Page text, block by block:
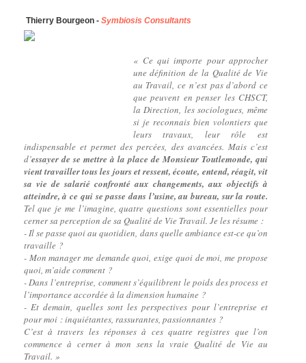
Thierry Bourgeon - Symbiosis Consultants
« Ce qui importe pour approcher
une définition de la Qualité de Vie
au Travail, ce n’est pas d’abord ce
que peuvent en penser les CHSCT,
la Direction, les sociologues, même
si je reconnais bien volontiers que
leurs travaux, leur rôle est
indispensable et permet des percées, des avancées. Mais c’est
d’essayer de se mettre à la place de Monsieur Toutlemonde, qui
vient travailler tous les jours et ressent, écoute, entend, réagit, vit
sa vie de salarié confronté aux changements, aux objectifs à
atteindre, à ce qui se passe dans l’usine, au bureau, sur la route.
Tel que je me l’imagine, quatre questions sont essentielles pour
cerner sa perception de sa Qualité de Vie Travail. Je les résume :
- Il se passe quoi au quotidien, dans quelle ambiance est-ce qu’on
travaille ?
- Mon manager me demande quoi, exige quoi de moi, me propose
quoi, m’aide comment ?
- Dans l’entreprise, comment s’équilibrent le poids des process et
l’importance accordée à la dimension humaine ?
- Et demain, quelles sont les perspectives pour l’entreprise et
pour moi : inquiétantes, rassurantes, passionnantes ?
C’est à travers les réponses à ces quatre registres que l’on
commence à cerner à mon sens la vraie Qualité de Vie au
Travail. »